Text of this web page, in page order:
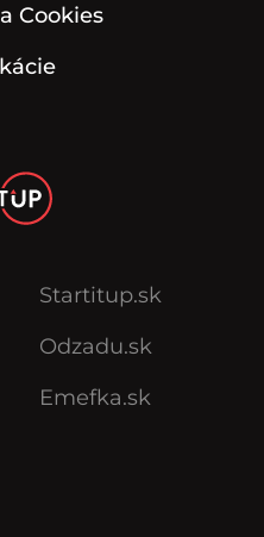
Cookies
Startitup.sk
Odzadu.sk
Emefka.sk